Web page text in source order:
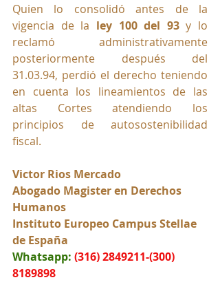
Quien lo consolidó antes de la
vigencia de la ley 100 del 93 y lo
reclamó administrativamente
posteriormente después del
31.03.94, perdió el derecho teniendo
en cuenta los lineamientos de las
altas Cortes atendiendo los
principios de autosostenibilidad
fiscal.
Victor Rios Mercado
Abogado Magister en Derechos
Humanos
Instituto Europeo Campus Stellae
de España
Whatsapp: (316) 2849211-(300)
8189898